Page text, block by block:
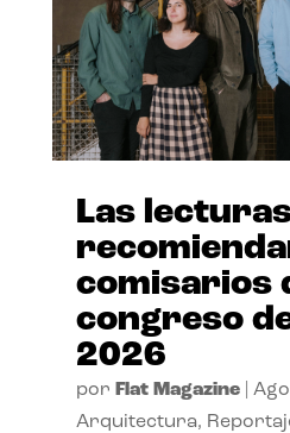
Las
comisarios
congreso
2026
por Flat Magazine|
Arquitectura,